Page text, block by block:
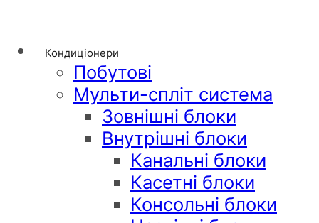
Кондиціонери
Побутові
Мульти-спліт система
Зовнішні блоки
Внутрішні блоки
Канальні блоки
Касетні блоки
Консольні блоки